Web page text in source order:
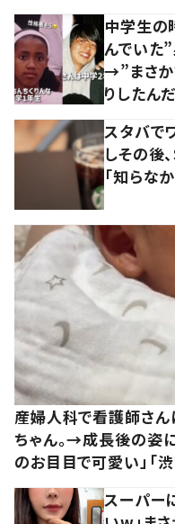
中学生の
んでいた
→”まさか
りしたん
スタバで
しその後
「知らな
産婦人科で看護師さん
ちゃん。→成長後の姿
のお目目で可愛い」「渋
スーパー